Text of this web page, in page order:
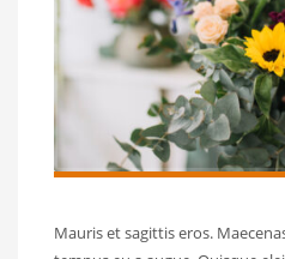
Mauris et sagittis eros.